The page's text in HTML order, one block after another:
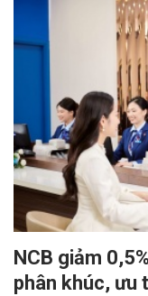
NCB giảm
phân khúc, ưu